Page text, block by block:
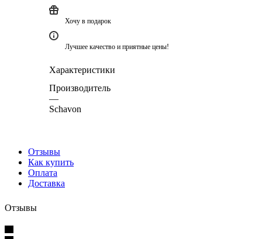
Хочу в подарок
Лучшее качество и приятные цены!
Характеристики
Производитель
—
Schavon
Отзывы
Как купить
Оплата
Доставка
Отзывы